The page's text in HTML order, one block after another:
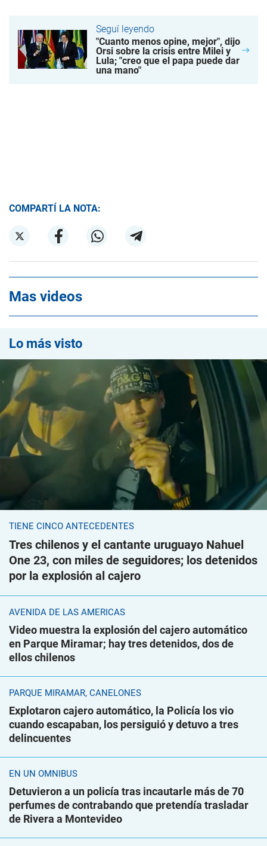
Seguí leyendo
"Cuanto menos opine, mejor", dijo
Orsi sobre la crisis entre Milei y
Lula; "creo que el papa puede dar
una mano"
COMPARTÍ LA NOTA:
Mas videos
Lo más visto
TIENE CINCO ANTECEDENTES
Tres chilenos y el cantante uruguayo Nahuel
One 23, con miles de seguidores; los detenidos
por la explosión al cajero
AVENIDA DE LAS AMÉRICAS
Video muestra la explosión del cajero automático
en Parque Miramar; hay tres detenidos, dos de
ellos chilenos
PARQUE MIRAMAR, CANELONES
Explotaron cajero automático, la Policía los vio
cuando escapaban, los persiguió y detuvo a tres
delincuentes
EN UN ÓMNIBUS
Detuvieron a un policía tras incautarle más de 70
perfumes de contrabando que pretendía trasladar
de Rivera a Montevideo